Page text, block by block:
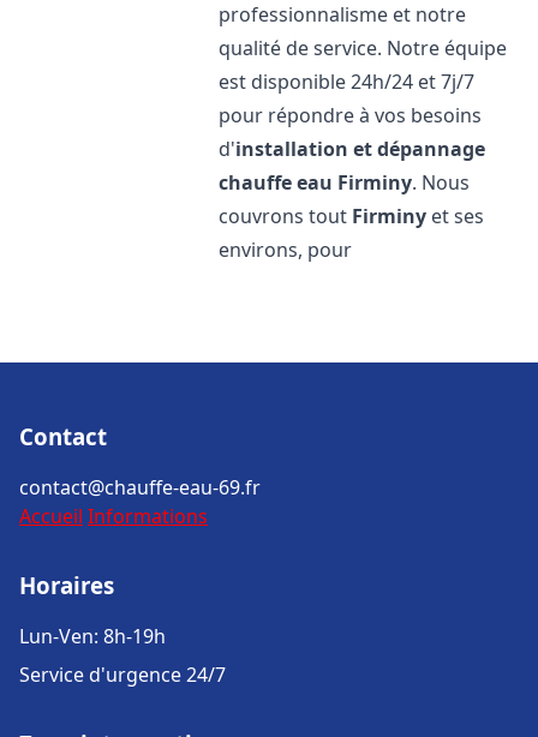
professionnalisme et notre
qualité de service. Notre équipe
est disponible 24h/24 et 7j/7
pour répondre à vos besoins
d'installation et dépannage
chauffe eau Firminy. Nous
couvrons tout Firminy et ses
environs, pour
Contact
contact@chauffe-eau-69.fr
Accueil Informations
Horaires
Lun-Ven: 8h-19h
Service d'urgence 24/7